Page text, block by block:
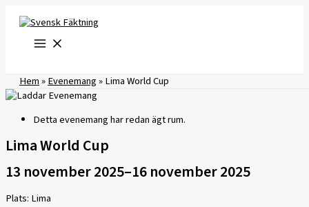
innehåll
Hem»Evenemang»Lima World Cup
Detta evenemang har redan ägt rum.
Lima World Cup
13 november 2025–16 november 2025
Plats: Lima